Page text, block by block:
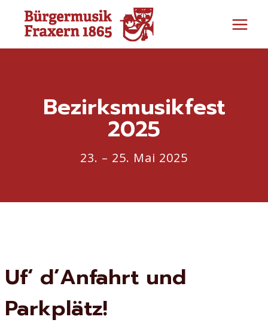
Inhalt
springen
Bezirksmusikfest
2025
23. – 25. Mai 2025
Uf‘ d’Anfahrt und
Parkplätz!